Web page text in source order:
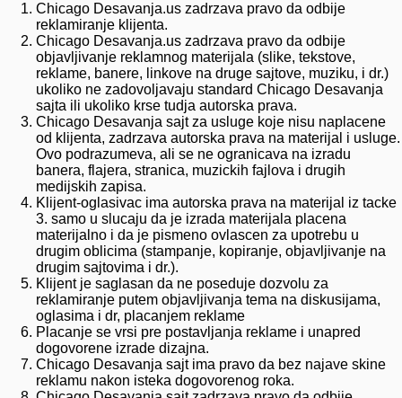
Chicago Desavanja.us zadrzava pravo da odbije
reklamiranje klijenta.
Chicago Desavanja.us zadrzava pravo da odbije
objavljivanje reklamnog materijala (slike, tekstove,
reklame, banere, linkove na druge sajtove, muziku, i dr.)
ukoliko ne zadovoljavaju standard Chicago Desavanja
sajta ili ukoliko krse tudja autorska prava.
Chicago Desavanja sajt za usluge koje nisu naplacene
od klijenta, zadrzava autorska prava na materijal i usluge.
Ovo podrazumeva, ali se ne ogranicava na izradu
banera, flajera, stranica, muzickih fajlova i drugih
medijskih zapisa.
Klijent-oglasivac ima autorska prava na materijal iz tacke
3. samo u slucaju da je izrada materijala placena
materijalno i da je pismeno ovlascen za upotrebu u
drugim oblicima (stampanje, kopiranje, objavljivanje na
drugim sajtovima i dr.).
Klijent je saglasan da ne poseduje dozvolu za
reklamiranje putem objavljivanja tema na diskusijama,
oglasima i dr, placanjem reklame
Placanje se vrsi pre postavljanja reklame i unapred
dogovorene izrade dizajna.
Chicago Desavanja sajt ima pravo da bez najave skine
reklamu nakon isteka dogovorenog roka.